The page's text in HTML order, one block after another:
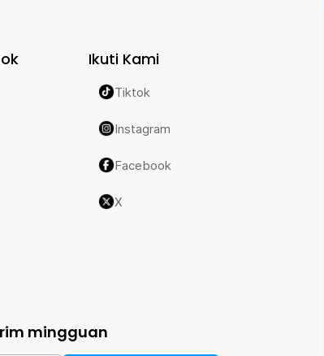
Ikuti Kami
Tiktok
Instagram
Facebook
X
mingguan